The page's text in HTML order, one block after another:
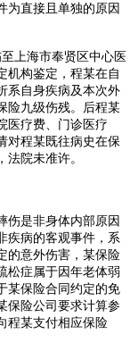
为直接且单独的原因
上海市奉贤区中心医
机构鉴定，程某在自
系自身疾病及本次外
险九级伤残。后程某
医疗费、门诊医疗
对程某既往病史在保
院未准许。
是非身体内部原因
疾病的客观事件，系
的意外伤害，某保险
松症属于因年老体弱
某保险合同约定的免
保险公司要求计算参
程某支付相应保险